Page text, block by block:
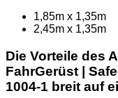
1,85m x 1,35m
2,45m x 1,35m
Die Vorteile des
FahrGerüst |
1004-1 breit auf